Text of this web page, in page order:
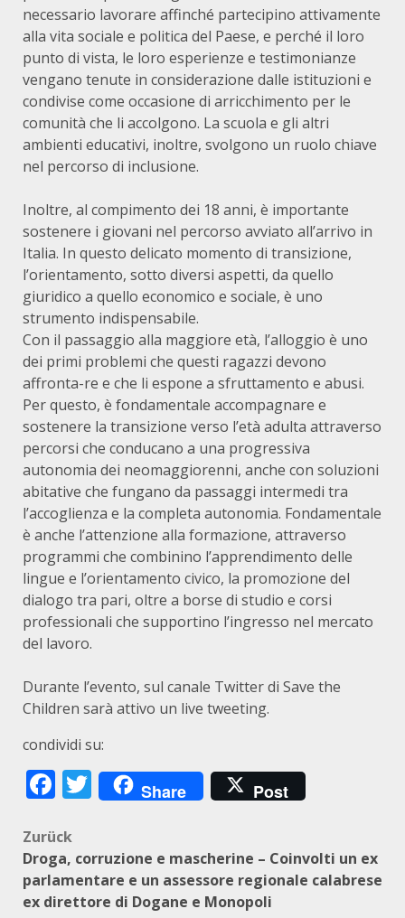
necessario lavorare affinché partecipino attivamente
alla vita sociale e politica del Paese, e perché il loro
punto di vista, le loro esperienze e testimonianze
vengano tenute in considerazione dalle istituzioni e
condivise come occasione di arricchimento per le
comunità che li accolgono. La scuola e gli altri
ambienti educativi, inoltre, svolgono un ruolo chiave
nel percorso di inclusione.
Inoltre, al compimento dei 18 anni, è importante
sostenere i giovani nel percorso avviato all’arrivo in
Italia. In questo delicato momento di transizione,
l’orientamento, sotto diversi aspetti, da quello
giuridico a quello economico e sociale, è uno
strumento indispensabile.
Con il passaggio alla maggiore età, l’alloggio è uno
dei primi problemi che questi ragazzi devono
affronta-re e che li espone a sfruttamento e abusi.
Per questo, è fondamentale accompagnare e
sostenere la transizione verso l’età adulta attraverso
percorsi che conducano a una progressiva
autonomia dei neomaggiorenni, anche con soluzioni
abitative che fungano da passaggi intermedi tra
l’accoglienza e la completa autonomia. Fondamentale
è anche l’attenzione alla formazione, attraverso
programmi che combinino l’apprendimento delle
lingue e l’orientamento civico, la promozione del
dialogo tra pari, oltre a borse di studio e corsi
professionali che supportino l’ingresso nel mercato
del lavoro.
Durante l’evento, sul canale Twitter di Save the
Children sarà attivo un live tweeting.
condividi su:
Facebook
Twitter
Share Post
Beitragsnavigation
Zurück
Droga, corruzione e mascherine – Coinvolti un ex
parlamentare e un assessore regionale calabrese
ex direttore di Dogane e Monopoli